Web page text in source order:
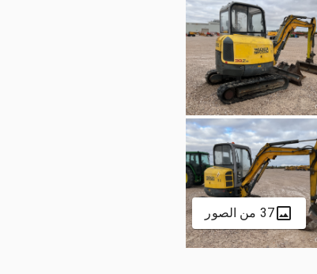
37 من الصور